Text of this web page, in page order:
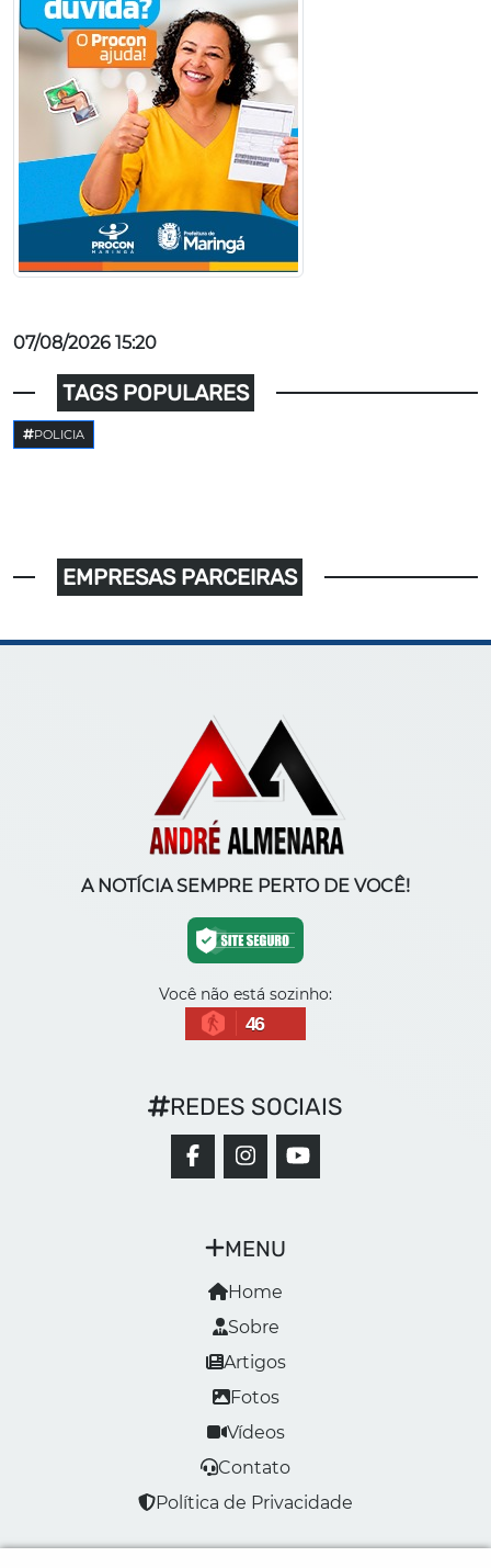
07/08/2026 15:20
TAGS POPULARES
POLICIA
EMPRESAS PARCEIRAS
A NOTÍCIA SEMPRE PERTO DE VOCÊ!
Você não está sozinho:
46
MENU
Home
Sobre
Artigos
Fotos
Vídeos
Contato
Política de Privacidade
REDES SOCIAIS